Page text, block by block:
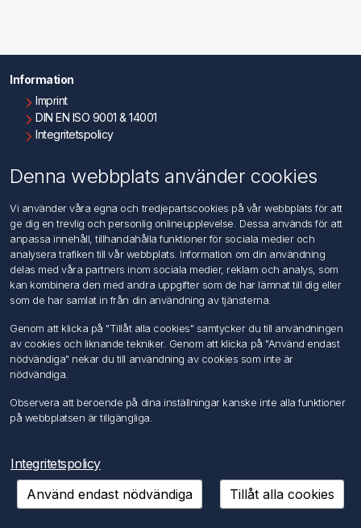
Information
Imprint
DIN EN ISO 9001 & 14001
Integritetspolicy
Kontakta oss
Kundtjänst
Sök
Mitt konto
Mina ordrar
Mina adresser
Följ oss
Copyright © 2026 FÖRCH Sverige AB. Alla rättigheter reserverade.
Powered bynopCommerce
Denna webbplats använder cookies
Vi använder våra egna och tredjepartscookies på vår webbplats för att
ge dig en trevlig och personlig onlineupplevelse. Dessa används för att
anpassa innehåll, tillhandahålla funktioner för sociala medier och
analysera trafiken till vår webbplats. Information om din användning
delas med våra partners inom sociala medier, reklam och analys, som
kan kombinera den med andra uppgifter som de har lämnat till dig eller
som de har samlat in från din användning av tjänsterna.
Genom att klicka på "Tillåt alla cookies" samtycker du till användningen
av cookies och liknande tekniker. Genom att klicka på "Använd endast
nödvändiga" nekar du till användning av cookies som inte är
nödvändiga.
Observera att beroende på dina inställningar kanske inte alla funktioner
på webbplatsen är tillgängliga.
Integritetspolicy
Använd endast nödvändiga
Tillåt alla cookies